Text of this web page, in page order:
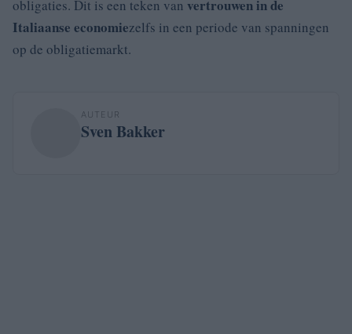
obligaties. Dit is een teken van vertrouwen in de
Italiaanse economiezelfs in een periode van spanningen
op de obligatiemarkt.
AUTEUR
Sven Bakker